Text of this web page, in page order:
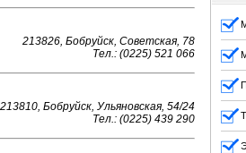
213826, Бобруйск, Советская, 78
Тел.: (0225) 521 066
213810, Бобруйск, Ульяновская, 54/24
Тел.: (0225) 439 290